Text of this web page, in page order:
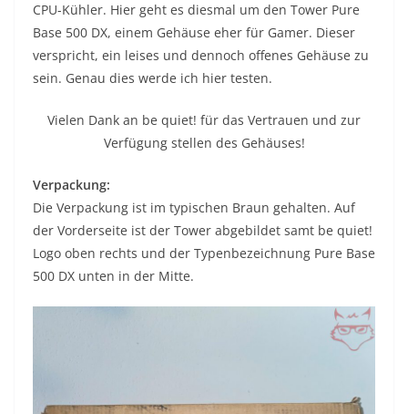
CPU-Kühler. Hier geht es diesmal um den Tower Pure
Base 500 DX, einem Gehäuse eher für Gamer. Dieser
verspricht, ein leises und dennoch offenes Gehäuse zu
sein. Genau dies werde ich hier testen.
Vielen Dank an be quiet! für das Vertrauen und zur
Verfügung stellen des Gehäuses!
Verpackung:
Die Verpackung ist im typischen Braun gehalten. Auf
der Vorderseite ist der Tower abgebildet samt be quiet!
Logo oben rechts und der Typenbezeichnung Pure Base
500 DX unten in der Mitte.